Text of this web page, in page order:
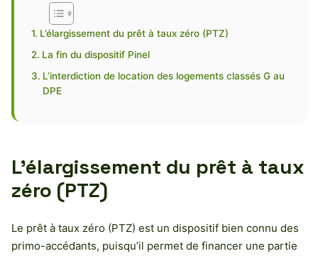
L’élargissement du prêt à taux zéro (PTZ)
La fin du dispositif Pinel
L’interdiction de location des logements classés G au
DPE
L’élargissement du prêt à taux
zéro (PTZ)
Le prêt à taux zéro (PTZ) est un dispositif bien connu des
primo-accédants, puisqu’il permet de financer une partie